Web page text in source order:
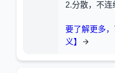
2.分散，不连
要了解更多
义】